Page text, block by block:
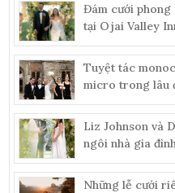
Đám cưới phong
tại Ojai Valley
Tuyệt tác
micro trong lâu
Liz Johnson và
ngôi nhà gia
Những lễ cưới